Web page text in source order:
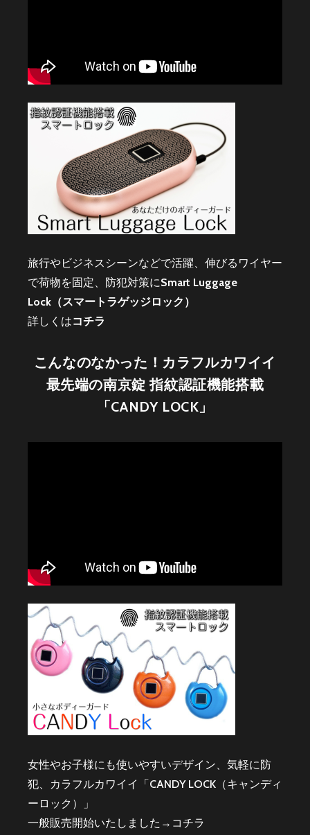
旅行やビジネスシーンなどで活躍、伸びるワイヤー
で荷物を固定、防犯対策にSmart Luggage
Lock（スマートラゲッジロック）
詳しくはコチラ
こんなのなかった！カラフルカワイイ
最先端の南京錠 指紋認証機能搭載
「CANDY LOCK」
女性やお子様にも使いやすいデザイン、気軽に防
犯、カラフルカワイイ「CANDY LOCK（キャンディ
ーロック）」
一般販売開始いたしました→ コチラ